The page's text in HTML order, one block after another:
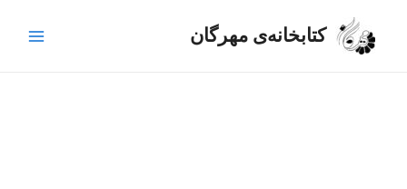
کتابخانه‌ی مهرگان